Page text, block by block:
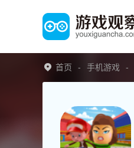
首页 手机游戏